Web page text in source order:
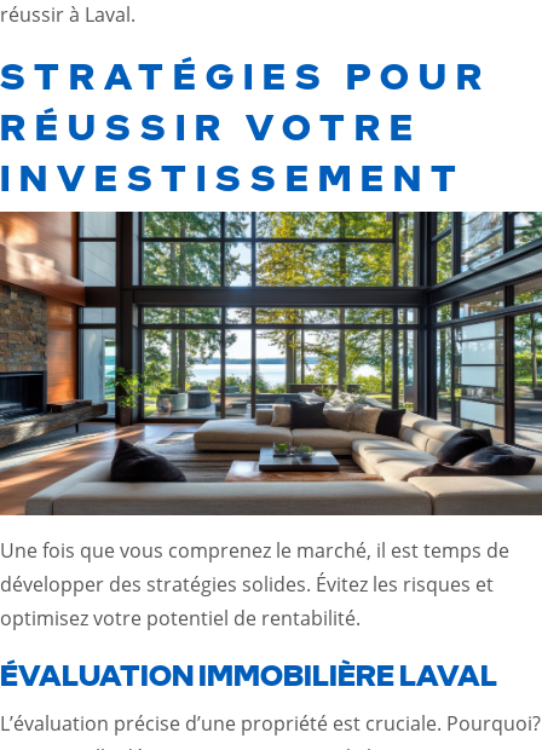
réussir à Laval.
STRATÉGIES POUR
RÉUSSIR VOTRE
INVESTISSEMENT
Une fois que vous comprenez le marché, il est temps de
développer des stratégies solides. Évitez les risques et
optimisez votre potentiel de rentabilité.
ÉVALUATION IMMOBILIÈRE LAVAL
L’évaluation précise d’une propriété est cruciale. Pourquoi?